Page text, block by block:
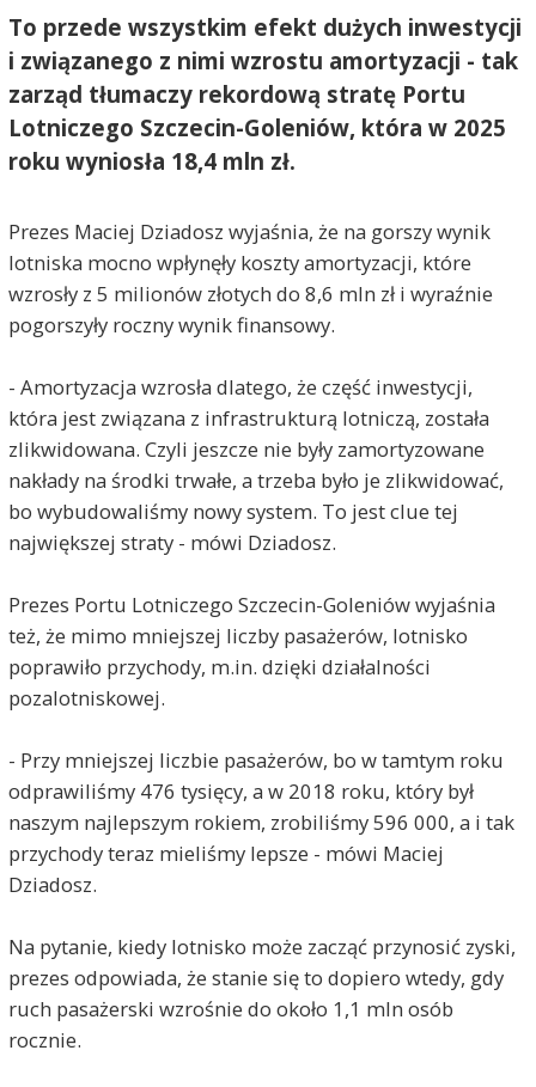
To przede wszystkim efekt dużych inwestycji
i związanego z nimi wzrostu amortyzacji - tak
zarząd tłumaczy rekordową stratę Portu
Lotniczego Szczecin-Goleniów, która w 2025
roku wyniosła 18,4 mln zł.
Prezes Maciej Dziadosz wyjaśnia, że na gorszy wynik
lotniska mocno wpłynęły koszty amortyzacji, które
wzrosły z 5 milionów złotych do 8,6 mln zł i wyraźnie
pogorszyły roczny wynik finansowy.
- Amortyzacja wzrosła dlatego, że część inwestycji,
która jest związana z infrastrukturą lotniczą, została
zlikwidowana. Czyli jeszcze nie były zamortyzowane
nakłady na środki trwałe, a trzeba było je zlikwidować,
bo wybudowaliśmy nowy system. To jest clue tej
największej straty - mówi Dziadosz.
Prezes Portu Lotniczego Szczecin-Goleniów wyjaśnia
też, że mimo mniejszej liczby pasażerów, lotnisko
poprawiło przychody, m.in. dzięki działalności
pozalotniskowej.
- Przy mniejszej liczbie pasażerów, bo w tamtym roku
odprawiliśmy 476 tysięcy, a w 2018 roku, który był
naszym najlepszym rokiem, zrobiliśmy 596 000, a i tak
przychody teraz mieliśmy lepsze - mówi Maciej
Dziadosz.
Na pytanie, kiedy lotnisko może zacząć przynosić zyski,
prezes odpowiada, że stanie się to dopiero wtedy, gdy
ruch pasażerski wzrośnie do około 1,1 mln osób
rocznie.